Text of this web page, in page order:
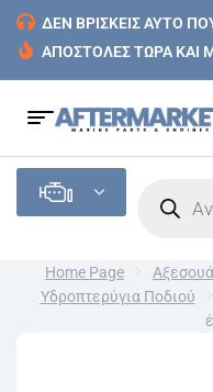
ΔΕΝ ΒΡΙΣΚΕΙΣ ΑΥΤΟ
ΑΠΟΣΤΟΛΕΣ ΤΩΡΑ ΚΑΙ
Home Page
Υδροπτερύγια Ποδιού